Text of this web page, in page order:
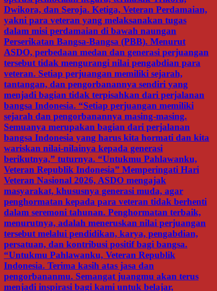
Dwikora, dan Seroja. Ketiga, Veteran Perdamaian,
yakni para veteran yang melaksanakan tugas
dalam misi perdamaian di bawah naungan
Perserikatan Bangsa-Bangsa (PBB). Menurut
ASDO, perbedaan medan dan generasi perjuangan
tersebut tidak mengurangi nilai pengabdian para
veteran. Setiap perjuangan memiliki sejarah,
tantangan, dan pengorbanannya sendiri yang
menjadi bagian tidak terpisahkan dari perjalanan
bangsa Indonesia. “Setiap perjuangan memiliki
sejarah dan pengorbanannya masing-masing.
Semuanya merupakan bagian dari perjalanan
bangsa Indonesia yang harus kita hormati dan kita
wariskan nilai-nilainya kepada generasi
berikutnya,” tuturnya. “Untukmu Pahlawanku,
Veteran Republik Indonesia” Memperingati Hari
Veteran Nasional 2026, ASDO mengajak
masyarakat, khususnya generasi muda, agar
penghormatan kepada para veteran tidak berhenti
dalam seremoni tahunan. Penghormatan terbaik,
menurutnya, adalah meneruskan nilai perjuangan
tersebut melalui pendidikan, karya, pengabdian,
persatuan, dan kontribusi positif bagi bangsa.
“Untukmu Pahlawanku, Veteran Republik
Indonesia. Terima kasih atas jasa dan
pengorbananmu. Semangat juangmu akan terus
menjadi inspirasi bagi kami untuk belajar,